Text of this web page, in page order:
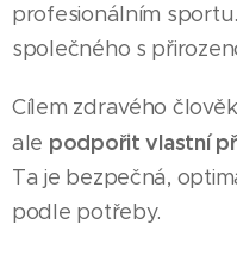
profesionálním
společného s
Cílem zdravého
ale podpořit vlastní
Ta je bezpečná,
podle potřeby.